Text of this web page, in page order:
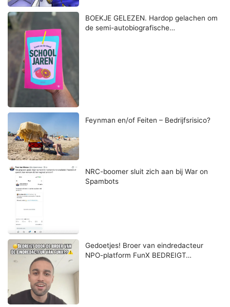
BOEKJE GELEZEN. Hardop gelachen om
de semi-autobiografische…
Feynman en/of Feiten – Bedrijfsrisico?
NRC-boomer sluit zich aan bij War on
Spambots
Gedoetjes! Broer van eindredacteur
NPO-platform FunX BEDREIGT…